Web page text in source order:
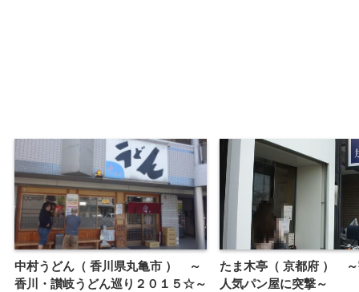
中村うどん（ 香川県丸亀市 ） ～
香川・讃岐うどん巡り２０１５☆～
たま木亭（ 京都府 ）
人気パン屋に突撃～